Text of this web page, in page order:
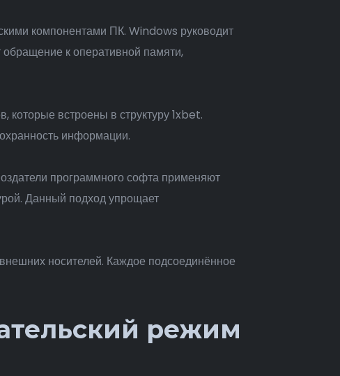
компонентами ПК. Windows руководит
к оперативной памяти,
встроены в структуру 1xbet.
информации.
программного софта применяют
Данный подход упрощает
носителей. Каждое подсоединённое
режим